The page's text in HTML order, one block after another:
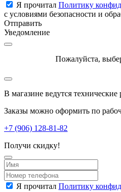
Я прочитал Политику
с условиями безопасности и
Отправить
Уведомление
Пожалуйста,
В магазине ведутся технические
Заказы можно оформить по
+7 (906) 128-81-82
Получи скидку!
Я прочитал Политику